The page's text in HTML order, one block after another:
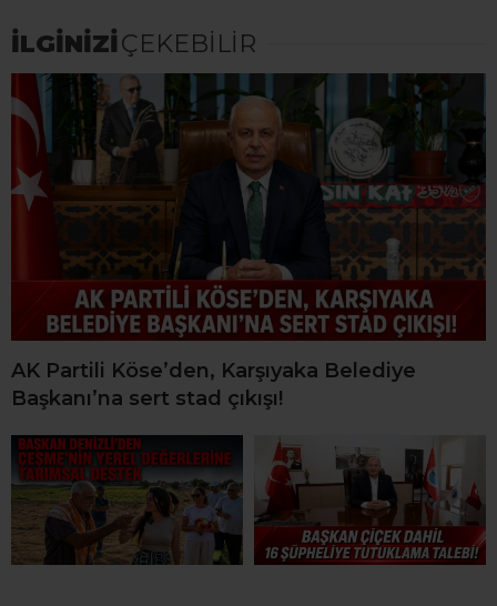
İLGİNİZİÇEKEBİLİR
AK Partili Köse’den, Karşıyaka Belediye
Başkanı’na sert stad çıkışı!